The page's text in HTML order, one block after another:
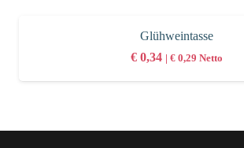
Glühweintasse
€0,34 €0,29 Netto